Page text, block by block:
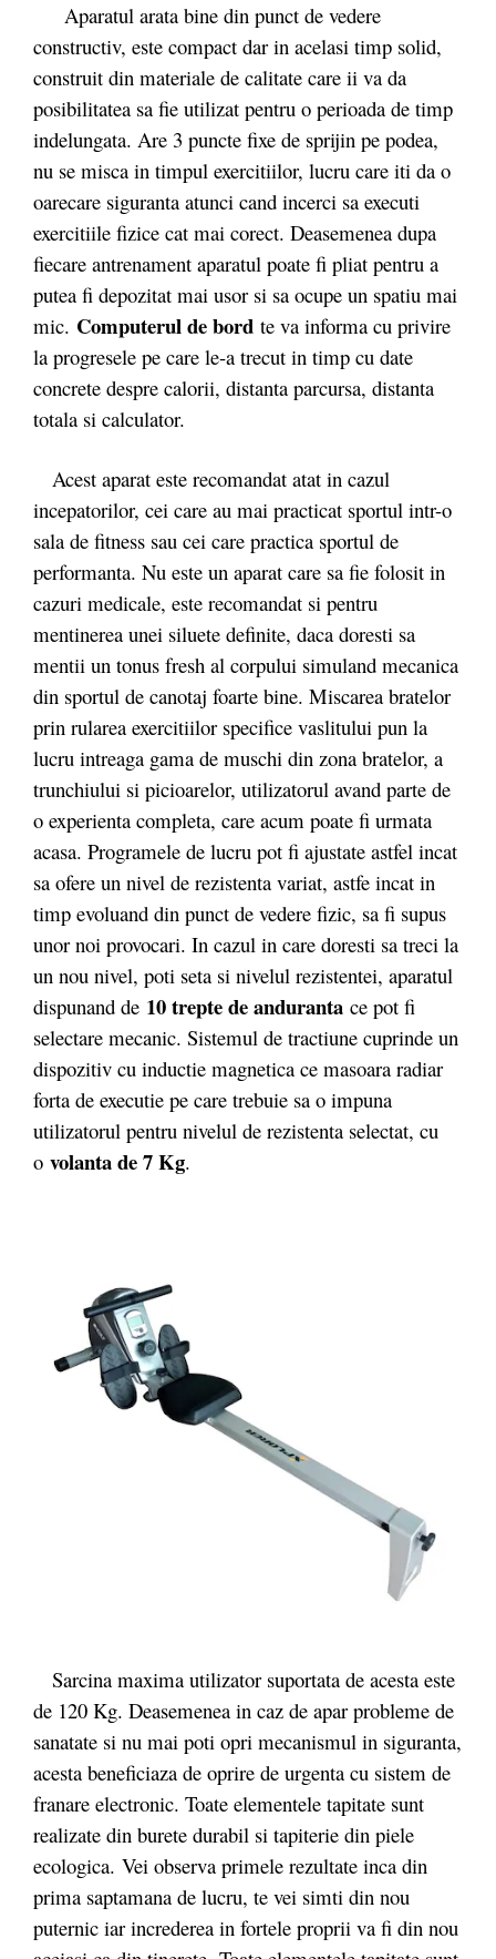
Aparatul arata bine din punct de vedere
constructiv, este compact dar in acelasi timp solid,
construit din materiale de calitate care ii va da
posibilitatea sa fie utilizat pentru o perioada de timp
indelungata. Are 3 puncte fixe de sprijin pe podea,
nu se misca in timpul exercitiilor, lucru care iti da o
oarecare siguranta atunci cand incerci sa executi
exercitiile fizice cat mai corect. Deasemenea dupa
fiecare antrenament aparatul poate fi pliat pentru a
putea fi depozitat mai usor si sa ocupe un spatiu mai
mic. Computerul de bord te va informa cu privire
la progresele pe care le-a trecut in timp cu date
concrete despre calorii, distanta parcursa, distanta
totala si calculator.
Acest aparat este recomandat atat in cazul
incepatorilor, cei care au mai practicat sportul intr-o
sala de fitness sau cei care practica sportul de
performanta. Nu este un aparat care sa fie folosit in
cazuri medicale, este recomandat si pentru
mentinerea unei siluete definite, daca doresti sa
mentii un tonus fresh al corpului simuland mecanica
din sportul de canotaj foarte bine. Miscarea bratelor
prin rularea exercitiilor specifice vaslitului pun la
lucru intreaga gama de muschi din zona bratelor, a
trunchiului si picioarelor, utilizatorul avand parte de
o experienta completa, care acum poate fi urmata
acasa. Programele de lucru pot fi ajustate astfel incat
sa ofere un nivel de rezistenta variat, astfe incat in
timp evoluand din punct de vedere fizic, sa fi supus
unor noi provocari. In cazul in care doresti sa treci la
un nou nivel, poti seta si nivelul rezistentei, aparatul
dispunand de 10 trepte de anduranta ce pot fi
selectare mecanic. Sistemul de tractiune cuprinde un
dispozitiv cu inductie magnetica ce masoara radiar
forta de executie pe care trebuie sa o impuna
utilizatorul pentru nivelul de rezistenta selectat, cu
o volanta de 7 Kg.
Sarcina maxima utilizator suportata de acesta este
de 120 Kg. Deasemenea in caz de apar probleme de
sanatate si nu mai poti opri mecanismul in siguranta,
acesta beneficiaza de oprire de urgenta cu sistem de
franare electronic. Toate elementele tapitate sunt
realizate din burete durabil si tapiterie din piele
ecologica. Vei observa primele rezultate inca din
prima saptamana de lucru, te vei simti din nou
puternic iar increderea in fortele proprii va fi din nou